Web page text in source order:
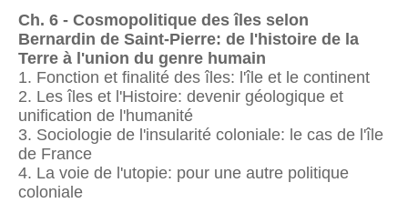
Ch. 6 - Cosmopolitique des îles selon
Bernardin de Saint-Pierre: de l'histoire de la
Terre à l'union du genre humain
1. Fonction et finalité des îles: l'île et le continent
2. Les îles et l'Histoire: devenir géologique et
unification de l'humanité
3. Sociologie de l'insularité coloniale: le cas de l'île
de France
4. La voie de l'utopie: pour une autre politique
coloniale